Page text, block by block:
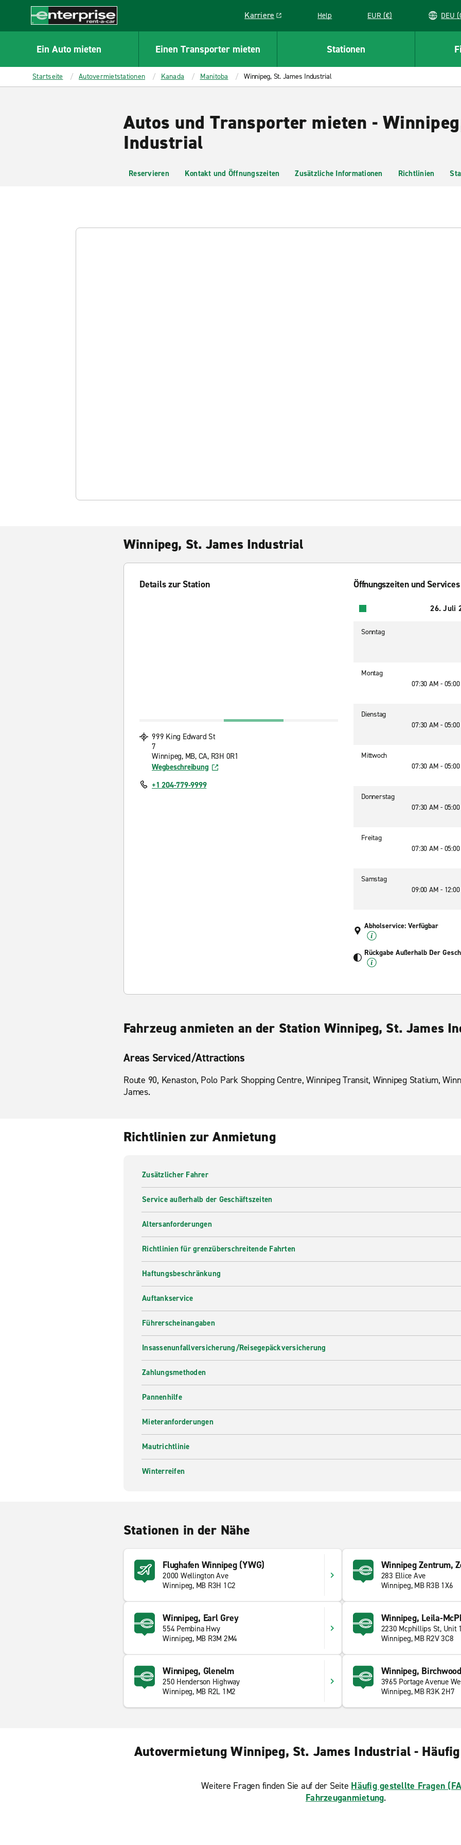
CONTENT
Enterprise
Karriere
Link opens in a new window
Help EUR (€)
Ein Auto mieten Einen Transporter mieten Stationen
Startseite Autovermietstationen Kanada Manitoba Winnipeg, St. James Industrial
Autos und Transporter mieten -
Industrial
Reservieren Kontakt und Öffnungszeiten Zusätzliche Informationen Richtlinien
Winnipeg, St. James Industrial
Details zur Station
999 King Edward St
7
Winnipeg, MB, CA, R3H 0R1
Wegbeschreibung
+1 204-779-9999
Öffnungszeiten und Services
26. Juli
Sonntag
Montag
07:30 AM -
Dienstag
07:30 AM -
Mittwoch
07:30 AM -
Donnerstag
07:30 AM -
Freitag
07:30 AM -
Samstag
09:00 AM -
Abholservice: Verfügbar
Rückgabe Außerhalb Der
Fahrzeug anmieten an der Station Winnipeg, St. James
Areas Serviced/Attractions
Route 90, Kenaston, Polo Park Shopping Centre, Winnipeg Transit, Winnipeg Statium,
James.
Richtlinien zur Anmietung
Zusätzlicher Fahrer
Service außerhalb der Geschäftszeiten
Altersanforderungen
Richtlinien für grenzüberschreitende Fahrten
Haftungsbeschränkung
Auftankservice
Führerscheinangaben
Insassenunfallversicherung/Reisegepäckversicherung
Zahlungsmethoden
Pannenhilfe
Mieteranforderungen
Mautrichtlinie
Winterreifen
Stationen in der Nähe
Flughafen Winnipeg (YWG)
2000 Wellington Ave
Winnipeg, MB R3H 1C2
Winnipeg Zentrum,
283 Ellice Ave
Winnipeg, MB R3B 1X6
Winnipeg, Earl Grey
554 Pembina Hwy
Winnipeg, MB R3M 2M4
Winnipeg, Leila-
2230 Mcphillips St, Unit 1
Winnipeg, MB R2V 3C8
Winnipeg, Glenelm
250 Henderson Highway
Winnipeg, MB R2L 1M2
Winnipeg,
3965 Portage Avenue
Winnipeg, MB R3K 2H7
Autovermietung Winnipeg, St. James Industrial -
Weitere Fragen finden Sie auf der Seite Häufig gestellte Fragen
Fahrzeuganmietung.